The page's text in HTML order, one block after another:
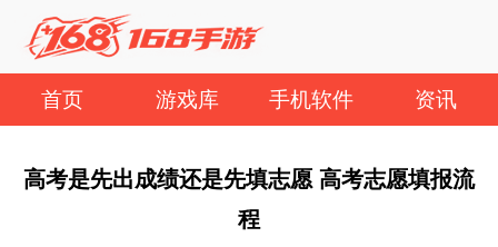
首页 游戏库 手机软件 资讯
高考是先出成绩还是先填志愿 高考志愿填报流
程